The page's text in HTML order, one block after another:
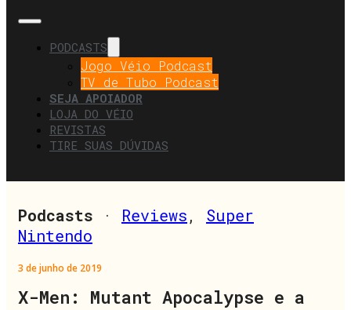
PODCASTS
Jogo Véio Podcast
TV de Tubo Podcast
SEJA APOIADOR
LOJA DO VÉIO
REVISTAS
TIRE SUAS DÚVIDAS
Podcasts · Reviews, Super
Nintendo
3 de junho de 2019
X-Men: Mutant Apocalypse e a